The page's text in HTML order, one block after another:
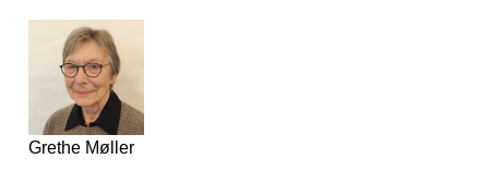
Grethe Møller